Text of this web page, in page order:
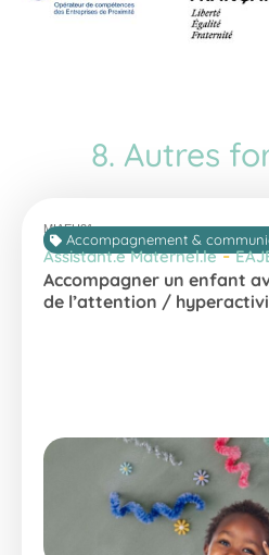
8. Autres
MIAEH21
Accompagnement &
Assistant.e Maternel.le-
Accompagner un enfant
de l’attention /